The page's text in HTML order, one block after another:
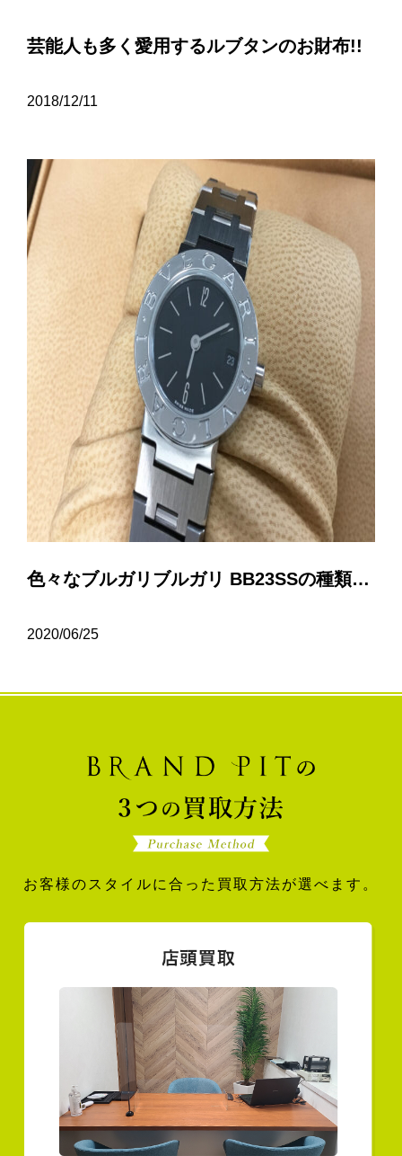
芸能人も多く愛用するルブタンのお財布!!
2018/12/11
色々なブルガリブルガリ BB23SSの種類について…
2020/06/25
お客様のスタイルに合った買取方法が選べます。